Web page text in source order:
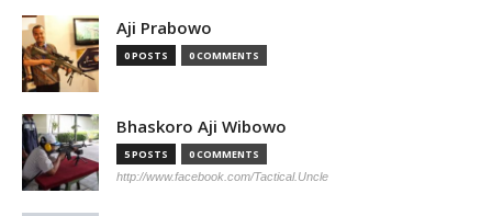
Aji Prabowo
0 POSTS 0 COMMENTS
Bhaskoro Aji Wibowo
5 POSTS 0 COMMENTS
http://www.facebook.com/Tactical.Uncle